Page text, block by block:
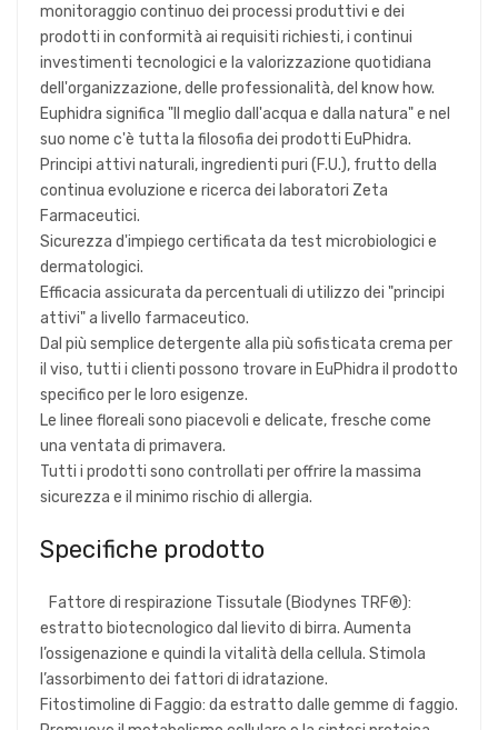
monitoraggio continuo dei processi produttivi e dei
prodotti in conformità ai requisiti richiesti, i continui
investimenti tecnologici e la valorizzazione quotidiana
dell'organizzazione, delle professionalità, del know how.
Euphidra significa "Il meglio dall'acqua e dalla natura" e nel
suo nome c'è tutta la filosofia dei prodotti EuPhidra.
Principi attivi naturali, ingredienti puri (F.U.), frutto della
continua evoluzione e ricerca dei laboratori Zeta
Farmaceutici.
Sicurezza d'impiego certificata da test microbiologici e
dermatologici.
Efficacia assicurata da percentuali di utilizzo dei "principi
attivi" a livello farmaceutico.
Dal più semplice detergente alla più sofisticata crema per
il viso, tutti i clienti possono trovare in EuPhidra il prodotto
specifico per le loro esigenze.
Le linee floreali sono piacevoli e delicate, fresche come
una ventata di primavera.
Tutti i prodotti sono controllati per offrire la massima
sicurezza e il minimo rischio di allergia.
Specifiche prodotto
Fattore di respirazione Tissutale (Biodynes TRF®):
estratto biotecnologico dal lievito di birra. Aumenta
l’ossigenazione e quindi la vitalità della cellula. Stimola
l’assorbimento dei fattori di idratazione.
Fitostimoline di Faggio: da estratto dalle gemme di faggio.